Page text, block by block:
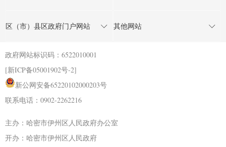
区（市）县区政府门户网站 其他网站
政府网站标识码：6522010001
[新ICP备05001902号-2]
新公网安备65220102000203号
联系电话：0902-2262216
主办：哈密市伊州区人民政府办公室
开办：哈密市伊州区人民政府